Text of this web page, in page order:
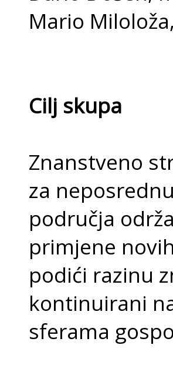
Mario
Cilj skupa
Znanstveno
za
područja
primjene
podići razinu
kontinuirani
sferama